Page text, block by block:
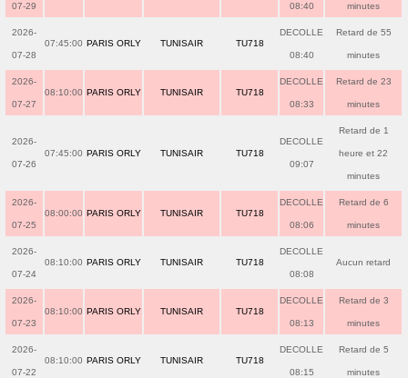
07-29 08:40 minutes
2026-
07-28
07:45:00 PARIS ORLY TUNISAIR TU718
DECOLLE
08:40
Retard de 55
minutes
2026-
07-27
08:10:00 PARIS ORLY TUNISAIR TU718
DECOLLE
08:33
Retard de 23
minutes
2026-
07-26
07:45:00 PARIS ORLY TUNISAIR TU718
DECOLLE
09:07
Retard de 1
heure et 22
minutes
2026-
07-25
08:00:00 PARIS ORLY TUNISAIR TU718
DECOLLE
08:06
Retard de 6
minutes
2026-
07-24
08:10:00 PARIS ORLY TUNISAIR TU718
DECOLLE
08:08
Aucun retard
2026-
07-23
08:10:00 PARIS ORLY TUNISAIR TU718
DECOLLE
08:13
Retard de 3
minutes
2026-
07-22
08:10:00 PARIS ORLY TUNISAIR TU718
DECOLLE
08:15
Retard de 5
minutes